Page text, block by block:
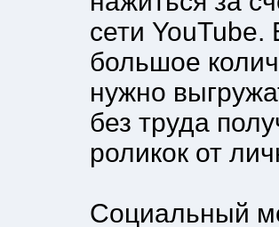
сети YouTube.
большое
нужно
без труда
роликок от
Социальный